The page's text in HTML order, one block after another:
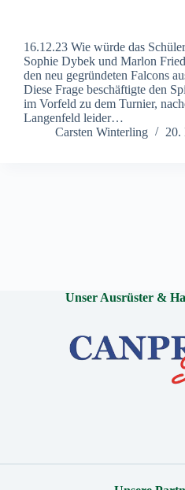
16.12.23 Wie würde das
Sophie Dybek und Marlon
den neu gegründeten Falcons
Diese Frage beschäftigte den
im Vorfeld zu dem Turnier,
Langenfeld leider…
Carsten Winterling
20.
Unser Ausrüster &